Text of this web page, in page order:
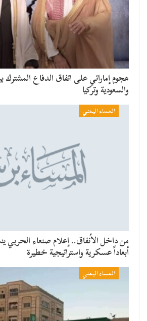
هجوم إماراتي على اتفاق الدفاع المشترك
والسعودية وتركيا
المساء اليمني
من داخل الأنفاق.. إعلام صنعاء الحربي
أبعاداً عسكرية واستراتيجية خطيرة
المساء اليمني